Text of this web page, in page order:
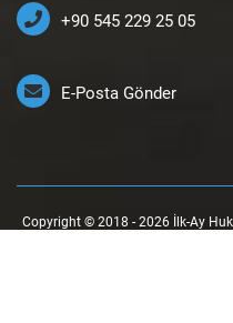
+90 545 229 25 05
E-Posta Gönder
Copyright © 2018 - 2026 İlk-Ay